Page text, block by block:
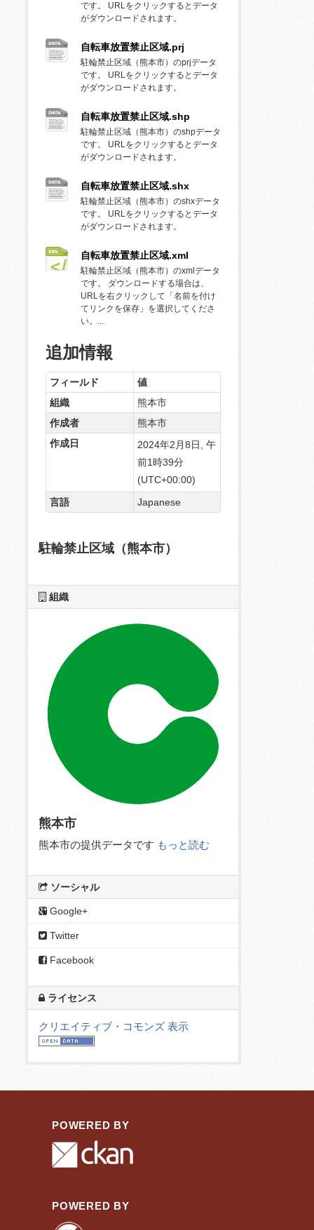
です。 URLをクリックするとデータ
がダウンロードされます。
自転車放置禁止区域.prj
駐輪禁止区域（熊本市）のprjデータ
です。 URLをクリックするとデータ
がダウンロードされます。
自転車放置禁止区域.shp
駐輪禁止区域（熊本市）のshpデータ
です。 URLをクリックするとデータ
がダウンロードされます。
自転車放置禁止区域.shx
駐輪禁止区域（熊本市）のshxデータ
です。 URLをクリックするとデータ
がダウンロードされます。
自転車放置禁止区域.xml
駐輪禁止区域（熊本市）のxmlデータ
です。 ダウンロードする場合は、
URLを右クリックして「名前を付け
てリンクを保存」を選択してくださ
い。...
追加情報
フィールド
値
組織
熊本市
作成者
熊本市
作成日
2024年2月8日, 午
前1時39分
(UTC+00:00)
言語
Japanese
駐輪禁止区域（熊本市）
組織
熊本市
熊本市の提供データです もっと読む
ソーシャル
Google+
Twitter
Facebook
ライセンス
クリエイティブ・コモンズ 表示
POWERED BY
POWERED BY